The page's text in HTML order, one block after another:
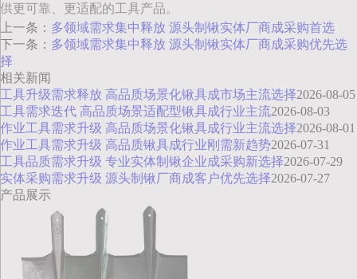
供更可靠、更适配的工具产品。
上一条： 多领域需求集中释放 源头制锹实体厂商成采购首选
下一条： 多领域需求集中释放 源头制锹实体厂商成采购优先选
择
相关新闻
工具升级需求释放 高品质场景化锹具成市场主流选择2026-08-05
工具需求迭代 高品质场景适配型锹具成行业主流2026-08-03
作业工具需求升级 高品质场景化锹具成行业主流选择2026-08-01
作业工具需求升级 高品质锹具成行业刚需新趋势2026-07-31
工具品质需求升级 专业实体制锹企业成采购新选择2026-07-29
实体采购需求升级 源头制锹厂商成客户优先选择2026-07-27
产品展示